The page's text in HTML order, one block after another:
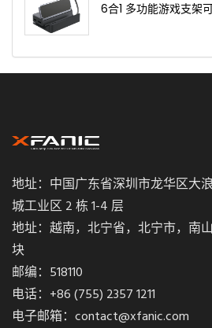
6合1 多功能游戏支架
地址：中国广东省深圳市龙华区大
城工业区 2 栋 1-4 层
地址：越南，北宁省，北宁市，南
块
邮编：518110
电话：+86 (755) 2357 1211
电子邮箱：contact@xfanic.com